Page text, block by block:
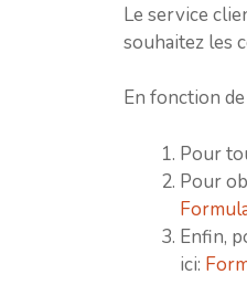
Le service
souhaitez les
En fonction de
Pour
Pour
Enfin,
ici: